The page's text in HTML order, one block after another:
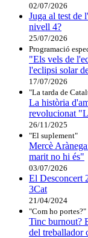
02/07/2026
Juga al test de
nivell 4?
25/07/2026
Programació
"Els vels de
l'eclipsi solar
17/07/2026
"La tarda de
La història
revolucionat
26/11/2025
"El suplement"
Mercè
marit no hi és"
03/07/2026
El Desconcert
3Cat
21/04/2024
"Com ho portes?"
Tinc burnout?
del treballador